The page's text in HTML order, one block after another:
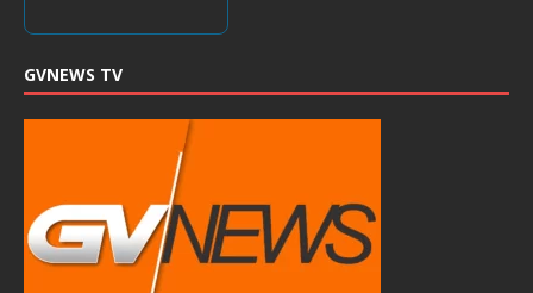
GVNEWS TV